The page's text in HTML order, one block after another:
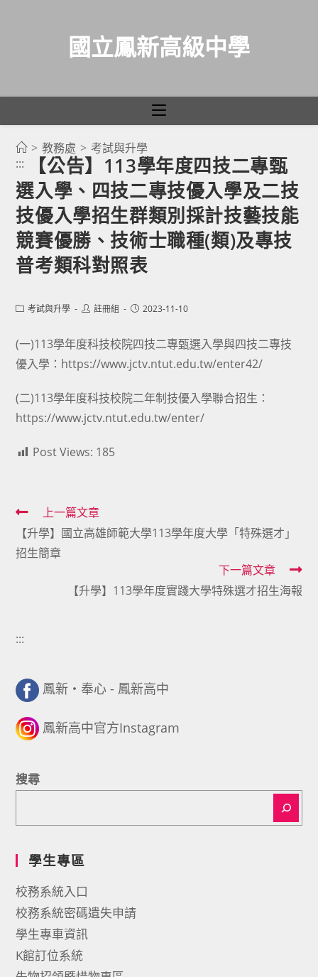
國立鳳新高級中學
> 教務處 > 考試與升學
:::
【公告】113學年度四技二專甄
選入學、四技二專技優入學及二技
技優入學招生群類別採計技藝技能
競賽優勝、技術士職種(類)及專技
普考類科對照表
Post考試與升學
Post註冊組
Post2023-11-10
(一)113學年度科技校院四技二專甄選入學與四技二專技
優入學：https://www.jctv.ntut.edu.tw/enter42/
(二)113學年度科技校院二年制技優入學聯合招生：
https://www.jctv.ntut.edu.tw/enter/
Post Views: 185
Read
more
articles
上一篇文章
【升學】國立高雄師範大學113學年度大學「特殊選才」
招生簡章
下一篇文章
【升學】113學年度實踐大學特殊選才招生海報
:::
鳳新・奉心 - 鳳新高中
鳳新高中官方Instagram
搜尋
學生專區
校務系統入口
校務系統密碼遺失申請
學生專車資訊
K館訂位系統